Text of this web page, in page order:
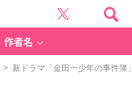
作者名
> 新ドラマ「金田一少年の事件簿